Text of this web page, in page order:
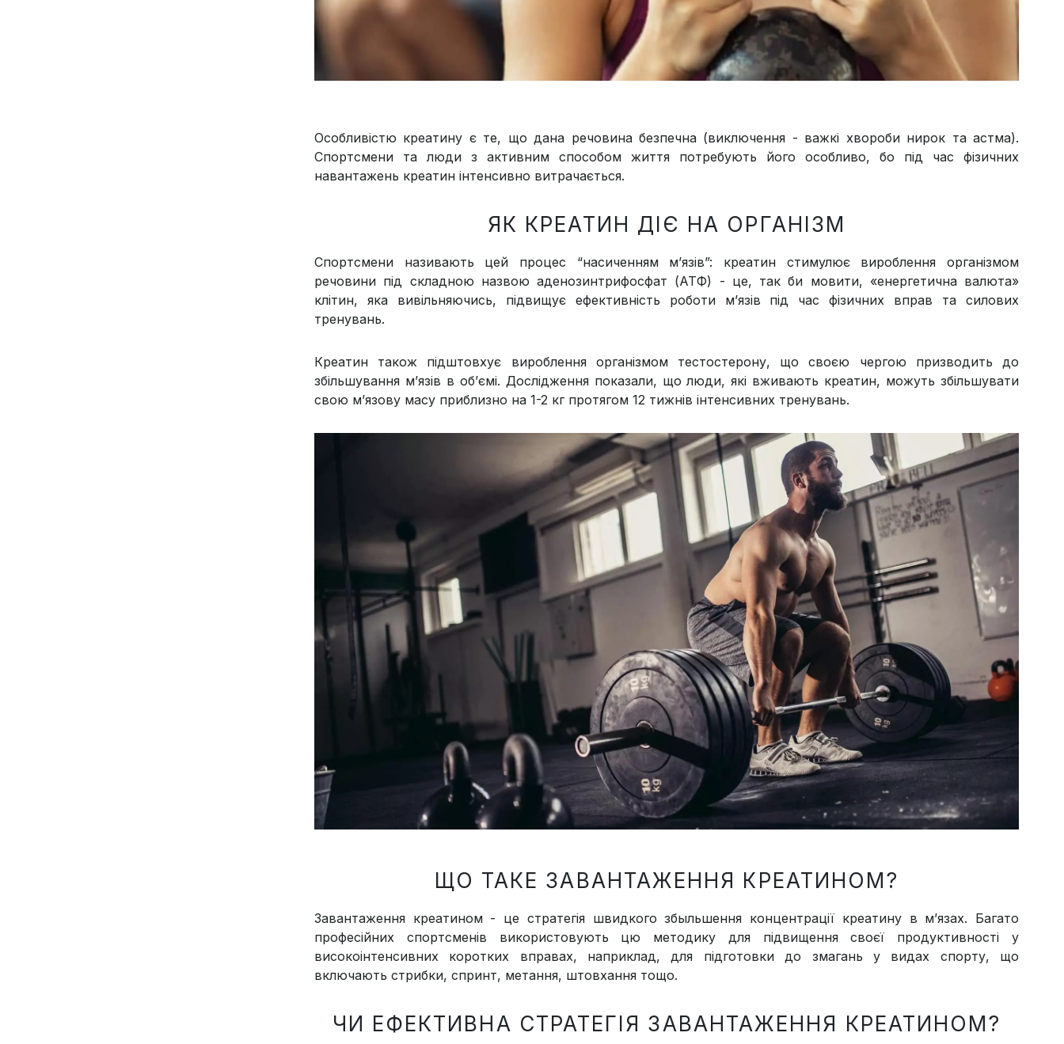
Особливістю креатину є те, що дана речовина безпечна (виключення - важкі хвороби нирок та астма).
Спортсмени та люди з активним способом життя потребують його особливо, бо під час фізичних
навантажень креатин інтенсивно витрачається.
ЯК КРЕАТИН ДІЄ НА ОРГАНІЗМ
Спортсмени називають цей процес “насиченням м’язів”: креатин стимулює вироблення організмом
речовини під складною назвою аденозинтрифосфат (АТФ) - це, так би мовити, «енергетична валюта»
клітин, яка вивільняючись, підвищує ефективність роботи м’язів під час фізичних вправ та силових
тренувань.
Креатин також підштовхує вироблення організмом тестостерону, що своєю чергою призводить до
збільшування м’язів в об’ємі. Дослідження показали, що люди, які вживають креатин, можуть збільшувати
свою м’язову масу приблизно на 1-2 кг протягом 12 тижнів інтенсивних тренувань.
ЩО ТАКЕ ЗАВАНТАЖЕННЯ КРЕАТИНОМ?
Завантаження креатином - це стратегія швидкого збыльшення концентрації креатину в м’язах. Багато
професійних спортсменів використовують цю методику для підвищення своєї продуктивності у
високоінтенсивних коротких вправах, наприклад, для підготовки до змагань у видах спорту, що
включають стрибки, спринт, метання, штовхання тощо.
ЧИ ЕФЕКТИВНА СТРАТЕГІЯ ЗАВАНТАЖЕННЯ КРЕАТИНОМ?